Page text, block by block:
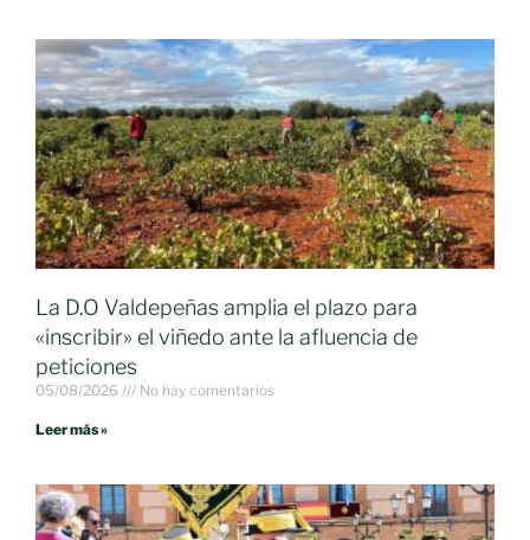
La D.O Valdepeñas amplia el plazo para
«inscribir» el viñedo ante la afluencia de
peticiones
05/08/2026 No hay comentarios
Leer más »